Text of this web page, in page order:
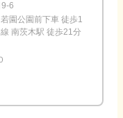
6
園公園前下車 徒歩1
南茨木駅 徒歩21分